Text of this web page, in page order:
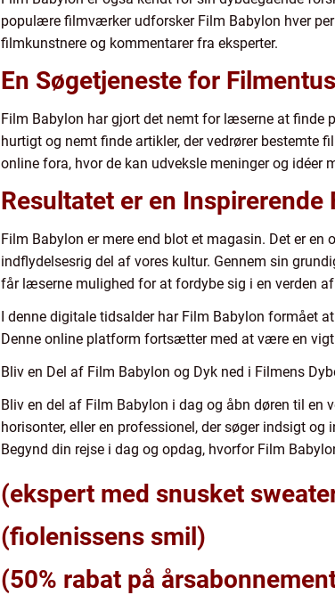
populære filmværker udforsker Film Babylon hver
filmkunstnere og kommentarer fra eksperter.
En Søgetjeneste for
Film Babylon har gjort det nemt for læserne at finde
hurtigt og nemt finde artikler, der vedrører bestemte
online fora, hvor de kan udveksle meninger og idéer
Resultatet er en Inspirerende
Film Babylon er mere end blot et magasin. Det er
indflydelsesrig del af vores kultur. Gennem sin
får læserne mulighed for at fordybe sig i en verden
I denne digitale tidsalder har Film Babylon formået
Denne online platform fortsætter med at være en
Bliv en Del af Film Babylon og Dyk ned i Filmens
Bliv en del af Film Babylon i dag og åbn døren til en
horisonter, eller en professionel, der søger indsigt
Begynd din rejse i dag og opdag, hvorfor Film
(ekspert med snusket
(fiolenissens smil)
(50% rabat på